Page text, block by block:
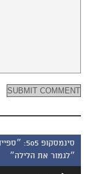
״לגמור את הלילה״